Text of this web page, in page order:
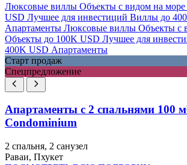
Люксовые виллы Объекты с видом на море
USD Лучшее для инвестиций Виллы до
Апартаменты Люксовые виллы Объекты с
Объекты до 100K USD Лучшее для
400K USD Апартаменты
Старт продаж
Спецпредложение
Апартаменты с 2 спальнями 100
Condominium
2 спальня, 2 санузел
Раваи, Пхукет